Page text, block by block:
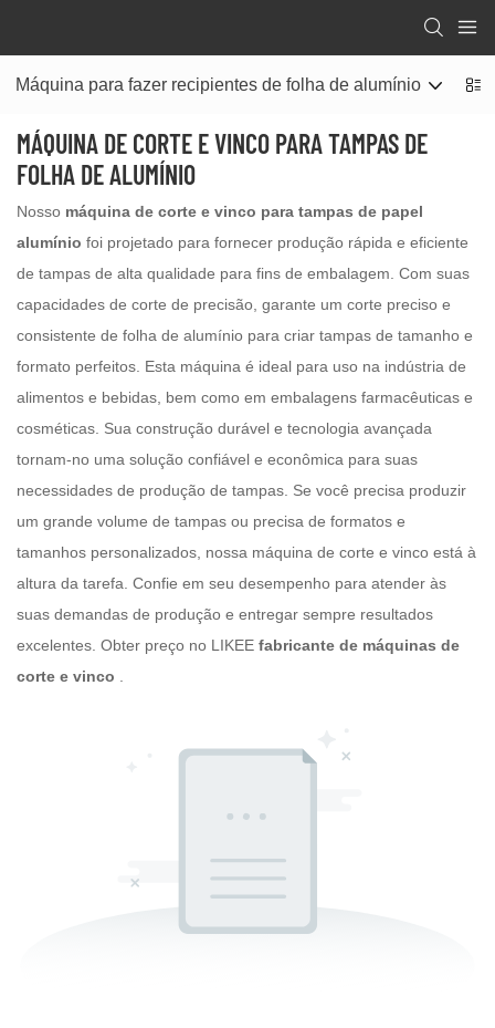
Máquina para fazer recipientes de folha de alumínio
MÁQUINA DE CORTE E VINCO PARA TAMPAS DE
FOLHA DE ALUMÍNIO
Nosso máquina de corte e vinco para tampas de papel
alumínio foi projetado para fornecer produção rápida e eficiente
de tampas de alta qualidade para fins de embalagem. Com suas
capacidades de corte de precisão, garante um corte preciso e
consistente de folha de alumínio para criar tampas de tamanho e
formato perfeitos. Esta máquina é ideal para uso na indústria de
alimentos e bebidas, bem como em embalagens farmacêuticas e
cosméticas. Sua construção durável e tecnologia avançada
tornam-no uma solução confiável e econômica para suas
necessidades de produção de tampas. Se você precisa produzir
um grande volume de tampas ou precisa de formatos e
tamanhos personalizados, nossa máquina de corte e vinco está à
altura da tarefa. Confie em seu desempenho para atender às
suas demandas de produção e entregar sempre resultados
excelentes. Obter preço no LIKEE fabricante de máquinas de
corte e vinco